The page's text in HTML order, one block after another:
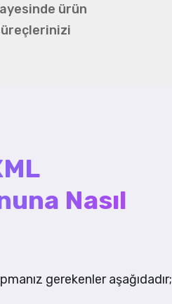
ürün
Nasıl
gerekenler aşağıdadır;